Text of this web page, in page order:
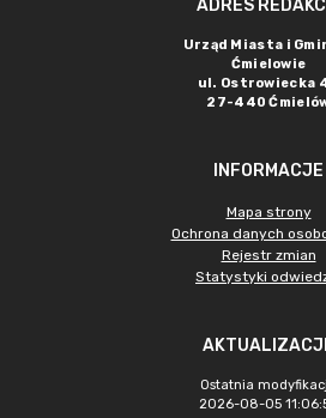
ADRES
Urząd Miasta i
Ćmielowie
ul. Ostrowiecka
27-440
INFORMACJE
Mapa strony
Ochrona danych
Rejestr zmian
Statystyki
Ostatnia
2026-08-05